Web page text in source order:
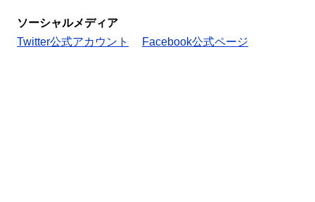
ソーシャルメディア
Twitter公式アカウント
Facebook公式ページ